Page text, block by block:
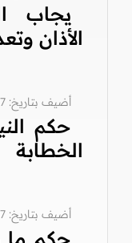
يجاب
الأذان
أضيف بتاريخ: 07-06-2011
حكم
الخطابة
أضيف بتاريخ: 07-06-2011
حكم ما